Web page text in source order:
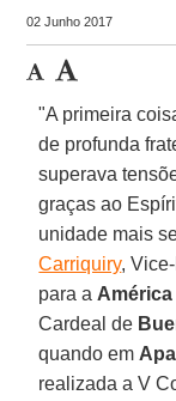
02 Junho 2017
"A primeira
de profunda
superava
graças ao
unidade mais
Carriquiry,
para a
Cardeal de
quando em
realizada a V